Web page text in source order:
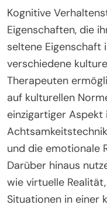
Kognitive
Eigenschaften, die
seltene Eigenschaft
verschiedene
Therapeuten
auf kulturellen
einzigartiger
und die emotionale
Darüber hinaus
wie virtuelle
Situationen in einer